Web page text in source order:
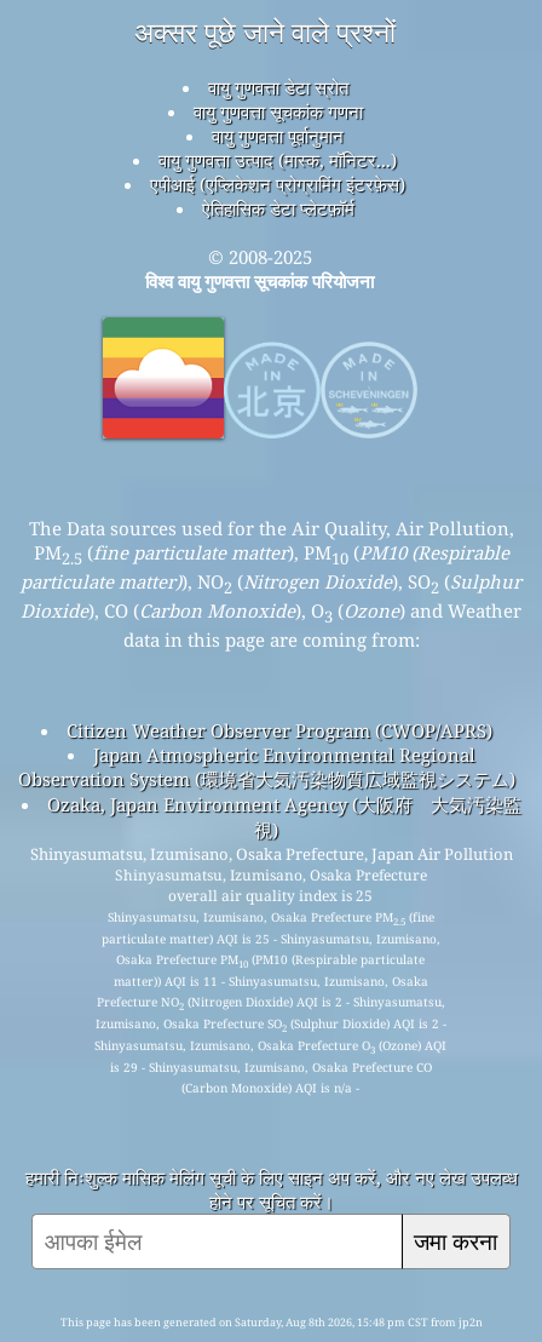
अक्सर पूछे जाने वाले प्रश्नों
वायु गुणवत्ता डेटा स्रोत
वायु गुणवत्ता सूचकांक गणना
वायु गुणवत्ता पूर्वानुमान
वायु गुणवत्ता उत्पाद (मास्क, मॉनिटर...)
एपीआई (एप्लिकेशन प्रोग्रामिंग इंटरफ़ेस)
ऐतिहासिक डेटा प्लेटफ़ॉर्म
© 2008-2025
विश्व वायु गुणवत्ता सूचकांक परियोजना
The Data sources used for the Air Quality, Air Pollution,
PM2.5 (fine particulate matter), PM10(PM10 (Respirable
particulate matter)), NO2 (Nitrogen Dioxide), SO2 (Sulphur
Dioxide), CO (Carbon Monoxide), O3 (Ozone) and Weather
data in this page are coming from:
Citizen Weather Observer Program (CWOP/APRS)
Japan Atmospheric Environmental Regional
Observation System (環境省大気汚染物質広域監視システム)
Ozaka, Japan Environment Agency (大阪府 大気汚染監
視)
Shinyasumatsu, Izumisano, Osaka Prefecture, Japan Air Pollution
Shinyasumatsu, Izumisano, Osaka Prefecture
overall air quality index is 25
Shinyasumatsu, Izumisano, Osaka Prefecture PM2.5(fine
particulate matter) AQI is 25 - Shinyasumatsu, Izumisano,
Osaka Prefecture PM10 (PM10 (Respirable particulate
matter)) AQI is 11 - Shinyasumatsu, Izumisano, Osaka
Prefecture NO2(Nitrogen Dioxide) AQI is 2 - Shinyasumatsu,
Izumisano, Osaka Prefecture SO2(Sulphur Dioxide) AQI is 2 -
Shinyasumatsu, Izumisano, Osaka Prefecture O3 (Ozone) AQI
is 29 - Shinyasumatsu, Izumisano, Osaka Prefecture CO
(Carbon Monoxide) AQI is n/a -
हमारी निःशुल्क मासिक मेलिंग सूची के लिए साइन अप करें, और नए लेख उपलब्ध
होने पर सूचित करें।
जमा करना
This page has been generated on Saturday, Aug 8th 2026, 15:48 pm CST from jp2n